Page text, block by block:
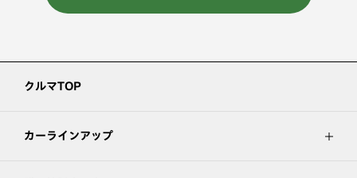
クルマTOP
カーラインアップ